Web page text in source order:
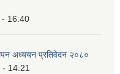
- 16:40
अध्ययन प्रतिवेदन २०८०
- 14:21